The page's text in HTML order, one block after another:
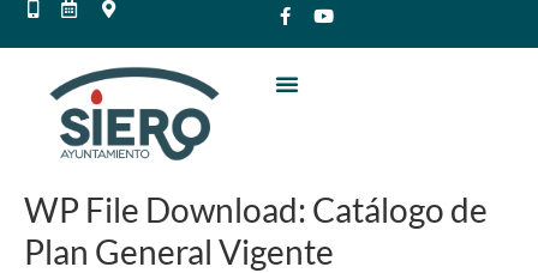
WP File Download: Catálogo de
Plan General Vigente